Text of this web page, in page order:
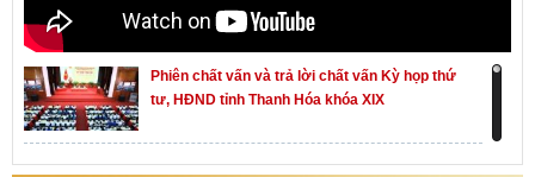
Phiên chất vấn và trả lời chất vấn Kỳ họp thứ
tư, HĐND tỉnh Thanh Hóa khóa XIX
Khai mạc kỳ họp thứ Nhất, Quốc hội khóa XVI